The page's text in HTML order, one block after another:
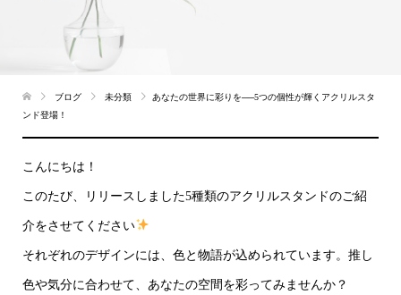
ブログ 未分類
あなたの世界に彩りを──5つの個性が輝くアクリルスタ
ンド登場！
こんにちは！
このたび、リリースしました5種類のアクリルスタンドのご紹
介をさせてください
それぞれのデザインには、色と物語が込められています。推し
色や気分に合わせて、あなたの空間を彩ってみませんか？